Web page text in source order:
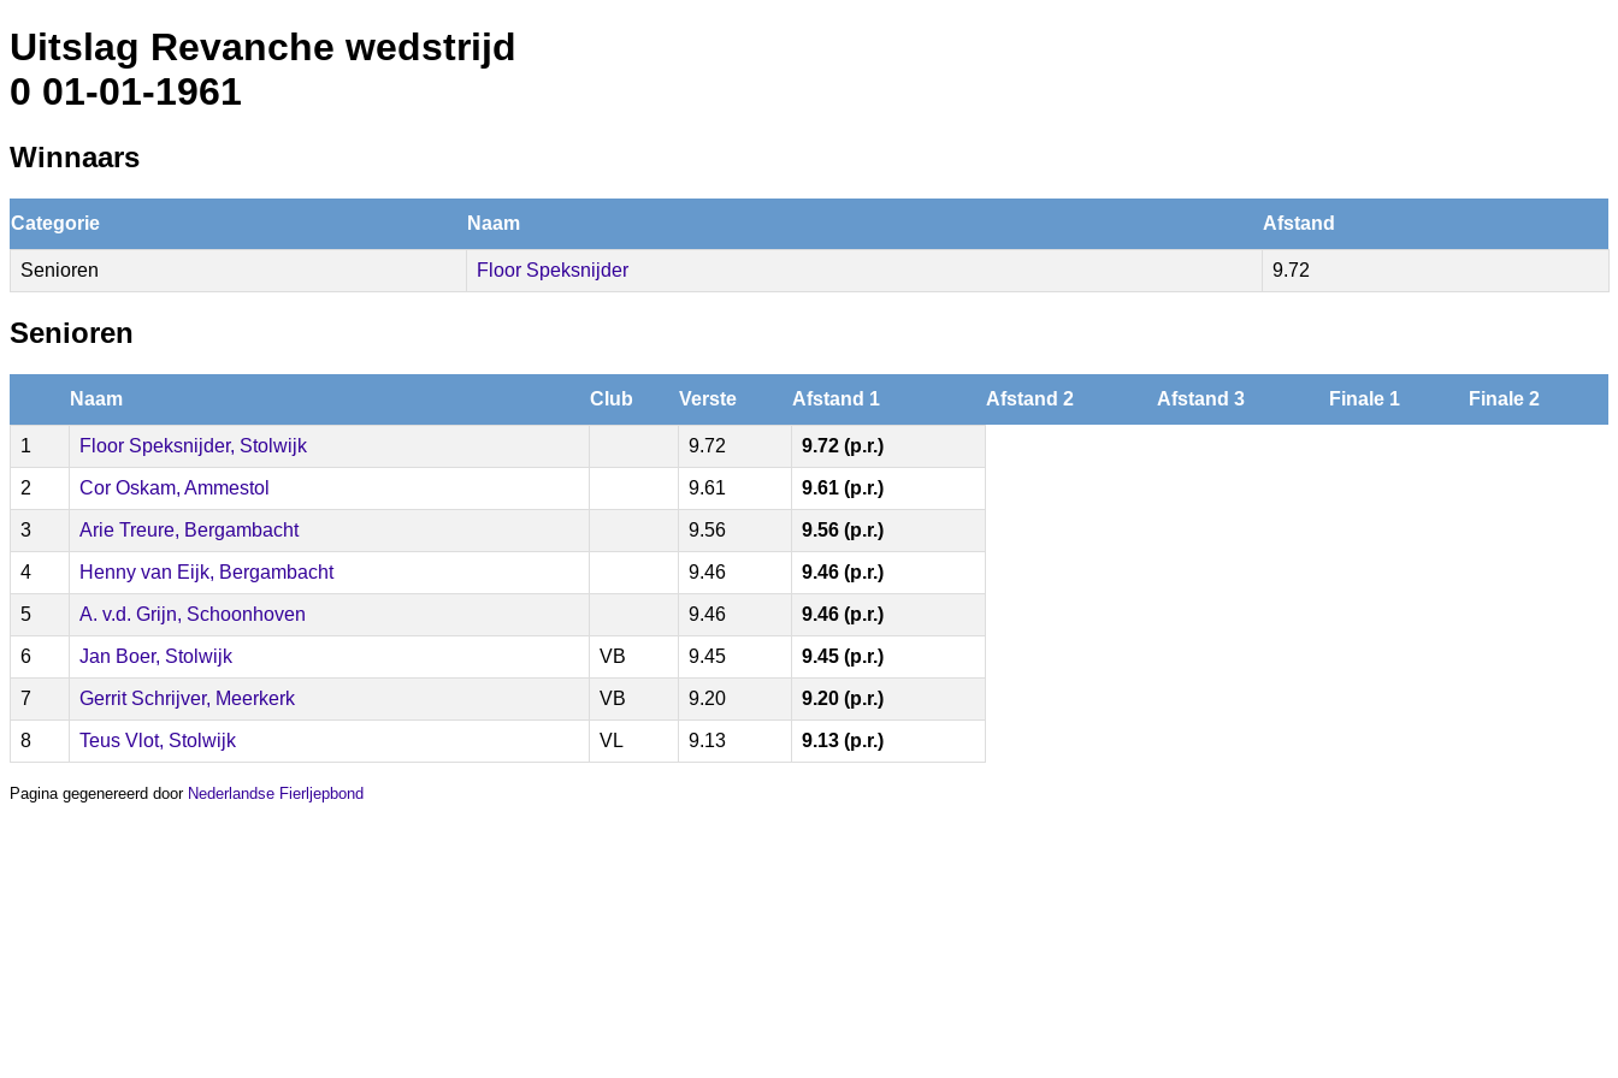
Uitslag Revanche wedstrijd
0 01-01-1961
Winnaars
Categorie Naam Afstand
Senioren Floor Speksnijder 9.72
Senioren
Naam Club Verste Afstand 1 Afstand 2 Afstand 3 Finale 1 Finale 2
1 Floor Speksnijder, Stolwijk 9.72 9.72 (p.r.)
2 Cor Oskam, Ammestol 9.61 9.61 (p.r.)
3 Arie Treure, Bergambacht 9.56 9.56 (p.r.)
4 Henny van Eijk, Bergambacht 9.46 9.46 (p.r.)
5 A. v.d. Grijn, Schoonhoven 9.46 9.46 (p.r.)
6 Jan Boer, Stolwijk VB 9.45 9.45 (p.r.)
7 Gerrit Schrijver, Meerkerk VB 9.20 9.20 (p.r.)
8 Teus Vlot, Stolwijk VL 9.13 9.13 (p.r.)
Pagina gegenereerd door Nederlandse Fierljepbond